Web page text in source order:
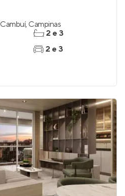
Cambuí, Campinas
2 e 3
2 e 3